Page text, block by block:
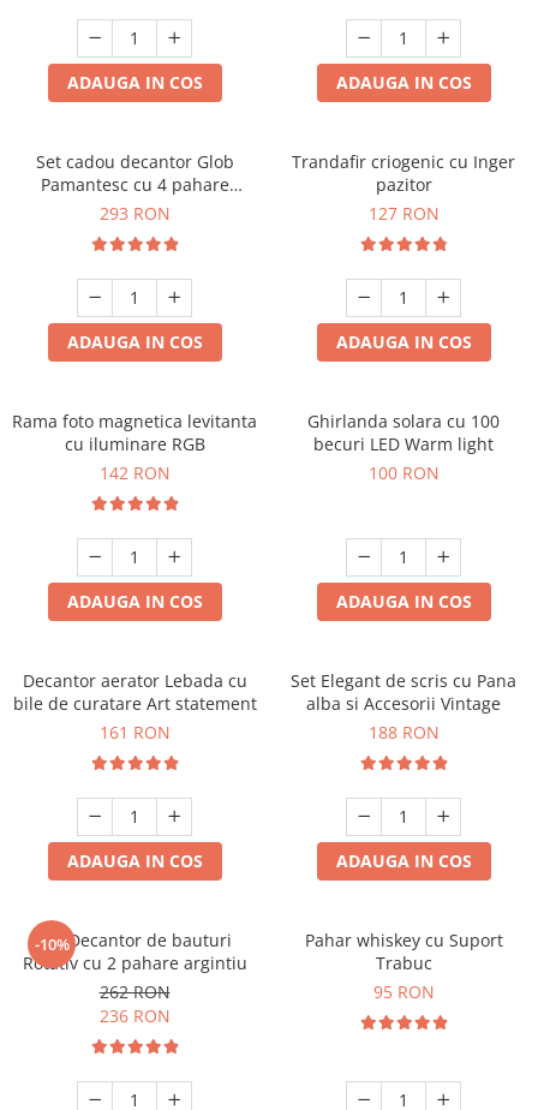
Cadouri Fete
Pentru Copilul din tine
Cadouri Haioase
Cadouri Majorat
Cadouri pentru Nasi
Cadouri pentru Bunici
Cadouri pentru Sefi
Cel ce are tot
Cani si Termosuri
Jocuri si Puzzle
Produse pentru Calatorie
Cadouri Sfantul Alexandru
Cadouri Sfanta Ana
Cadouri Sfanta Maria
Cadouri Sfintii Mihail si Gavriil
ADAUGA IN COS ADAUGA IN COS
Set cadou decantor Glob
Pamantesc cu 4 pahare
Deluxe
293 RON
ADAUGA IN COS
Trandafir criogenic cu Inger
pazitor
127 RON
ADAUGA IN COS
Rama foto magnetica levitanta
cu iluminare RGB
142 RON
ADAUGA IN COS
Ghirlanda solara cu 100
becuri LED Warm light
100 RON
ADAUGA IN COS
Decantor aerator Lebada cu
bile de curatare Art statement
161 RON
ADAUGA IN COS
Set Elegant de scris cu Pana
alba si Accesorii Vintage
188 RON
ADAUGA IN COS
-10%
Set Decantor de bauturi
Rotativ cu 2 pahare argintiu
262 RON
236 RON
Pahar whiskey cu Suport
Trabuc
95 RON